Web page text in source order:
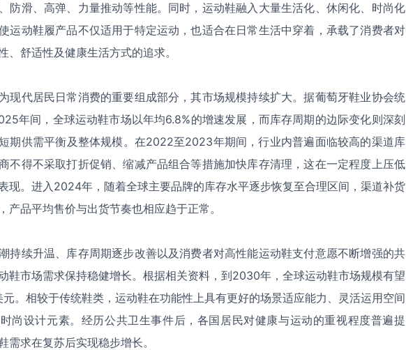
防滑、高弹、力量推动等性能。同时，运动鞋融入大量生活化、休闲化、时尚化
运动鞋履产品不仅适用于特定运动，也适合在日常生活中穿着，承载了消费者对
、舒适性及健康生活方式的追求。
现代居民日常消费的重要组成部分，其市场规模持续扩大。据葡萄牙鞋业协会统
年间，全球运动鞋市场以年均6.8%的增速发展，而库存周期的边际变化则深刻
期供需平衡及整体规模。在2022至2023年期间，行业内普遍面临较高的渠道库
不得不采取打折促销、缩减产品组合等措施加快库存清理，这在一定程度上压低
现。进入2024年，随着全球主要品牌的库存水平逐步恢复至合理区间，渠道补货
产品平均售价与出货节奏也相应趋于正常。
持续升温、库存周期逐步改善以及消费者对高性能运动鞋支付意愿不断增强的共
鞋市场需求保持稳健增长。根据相关资料，到2030年，全球运动鞋市场规模有望
。相较于传统鞋类，运动鞋在功能性上具有更好的场景适应能力、灵活运用空间
尚设计元素。经历公共卫生事件后，各国居民对健康与运动的重视程度普遍提
需求在复苏后实现稳步增长。